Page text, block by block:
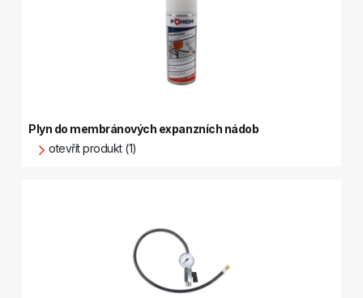
Plyn do membránových expanzních nádob
otevřít produkt (1)